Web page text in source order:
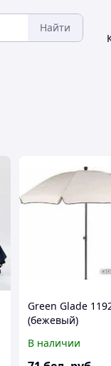
Найти
Green Glade
(бежевый)
В наличии